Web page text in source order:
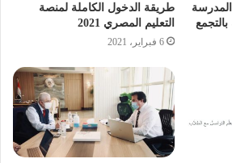
وزارة التربية والتعليم بتوفير
شكاوى أولياء الأمور بشأن
لتلقي الشكاوى.
أولياء الأمور بإيجابية عند مواجهة
طريقة الدخول الكاملة لمنصة
التعليم المصري 2021
6 فبراير، 2021